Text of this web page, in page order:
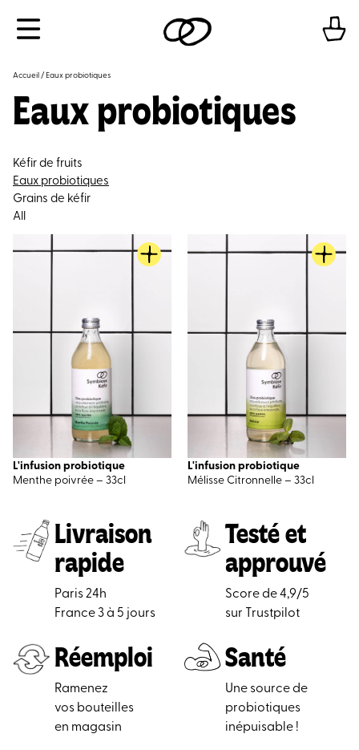
Accueil / Eaux probiotiques
Eaux probiotiques
Kéfir de fruits
Eaux probiotiques
Grains de kéfir
All
L'infusion probiotique
Menthe poivrée – 33cl
L'infusion probiotique
Mélisse Citronnelle – 33cl
Livraison
rapide
Paris 24h
France 3 à 5 jours
Testé et
approuvé
Score de 4,9/5
sur Trustpilot
Réemploi
Ramenez
vos bouteilles
en magasin
Santé
Une source de
probiotiques
inépuisable !